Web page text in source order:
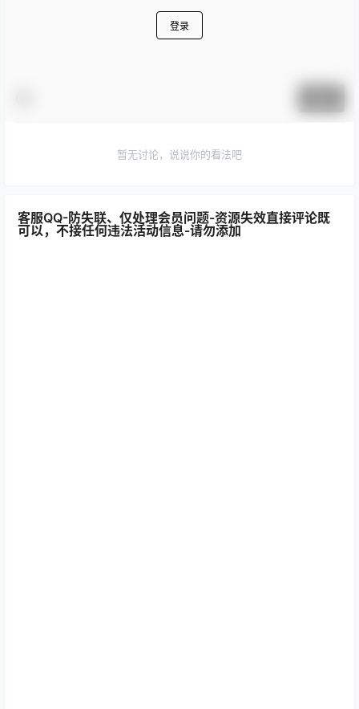
登录
暂无讨论，说说你的看法吧
客服QQ-防失联、仅处理会员问题-资源失效直接评论既
可以，不接任何违法活动信息-请勿添加